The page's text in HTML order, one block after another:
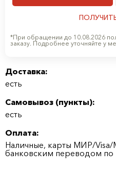
*При обращении до 10.08.2026
заказу. Подробнее уточняйте у
Доставка:
есть
Самовывоз (пункты):
есть
Оплата:
Наличные, карты МИР/Visa/
банковским переводом по